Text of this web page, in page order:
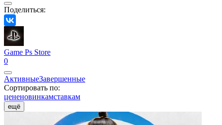
Поделиться:
Game Ps Store
0
АктивныеЗавершенные
Сортировать по:
цененовинкамставкам
ещё